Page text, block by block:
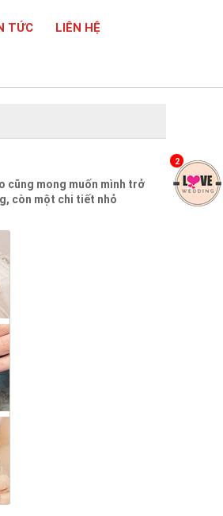
TỨC LIÊN HỆ
cũng mong muốn mình trở
còn một chi tiết nhỏ
2